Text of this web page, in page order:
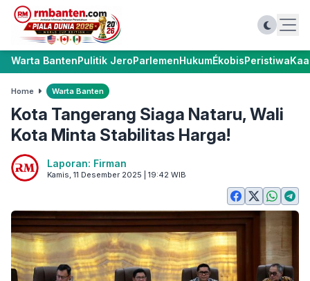
Warta BantenPulitik JeroParlemenHukumÉkobisPeristiwa
Home Warta Banten
Kota Tangerang Siaga Nataru, Wali
Kota Minta Stabilitas Harga!
Laporan: Firman
Kamis, 11 Desember 2025 | 19:42 WIB